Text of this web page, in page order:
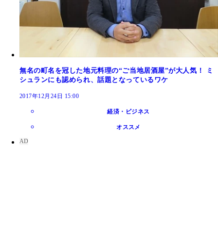
無名の町名を冠した地元料理の“ご当地居酒屋”が大人気！ ミ
シュランにも認められ、話題となっているワケ
2017年12月24日 15:00
経済・ビジネス
オススメ